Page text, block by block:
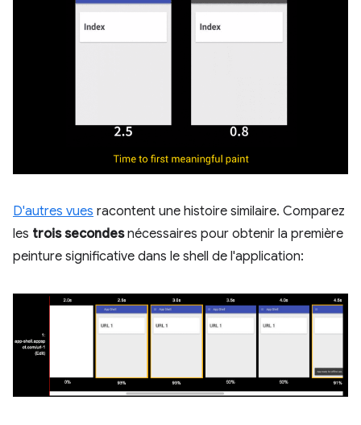
D'autres vues racontent une histoire similaire. Comparez
les trois secondesnécessaires pour obtenir la première
peinture significative dans le shell de l'application: